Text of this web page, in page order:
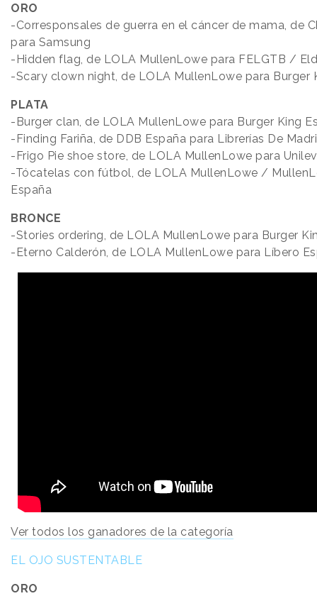
ORO
-Corresponsales de guerra en el cáncer de mama, de
para Samsung
-Hidden flag, de LOLA MullenLowe para FELGTB /
-Scary clown night, de LOLA MullenLowe para Burger
PLATA
-Burger clan, de LOLA MullenLowe para Burger King
-Finding Fariña, de DDB España para Librerías De
-Frigo Pie shoe store, de LOLA MullenLowe para
-Tócatelas con fútbol, de LOLA MullenLowe /
España
BRONCE
-Stories ordering, de LOLA MullenLowe para Burger
-Eterno Calderón, de LOLA MullenLowe para Líbero
Ver todos los ganadores de la categoría
EL OJO SUSTENTABLE
ORO